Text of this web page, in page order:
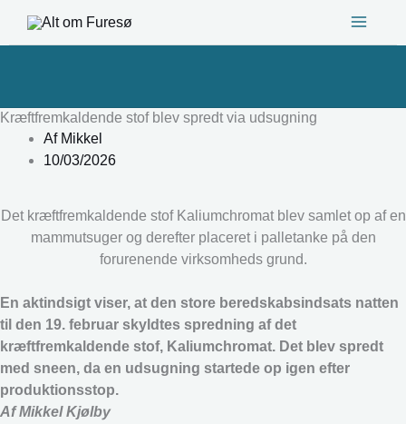
Kræftfremkaldende stof blev spredt via udsugning
AfMikkel
10/03/2026
Det kræftfremkaldende stof Kaliumchromat blev samlet op af en
mammutsuger og derefter placeret i palletanke på den
forurenende virksomheds grund.
En aktindsigt viser, at den store beredskabsindsats natten
til den 19. februar skyldtes spredning af det
kræftfremkaldende stof, Kaliumchromat. Det blev spredt
med sneen, da en udsugning startede op igen efter
produktionsstop.
Af Mikkel Kjølby